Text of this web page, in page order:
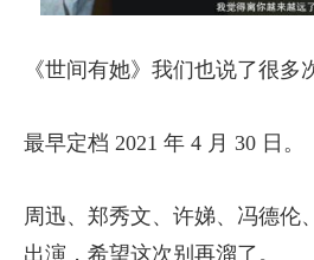
《世间有她》我们也说了很多
最早定档 2021 年 4 月 30 日。
周迅、郑秀文、许娣、冯德伦
出演，希望这次别再溜了。